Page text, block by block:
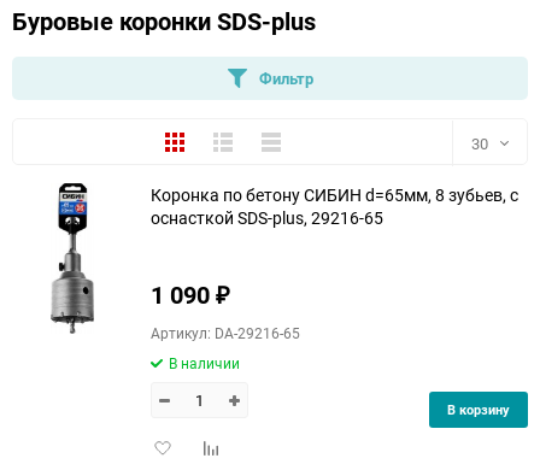
Буровые коронки SDS-plus
Фильтр
ПлиткаПодробноКомпактно 30
30
Коронка по бетону СИБИН d=65мм, 8 зубьев, с
оснасткой SDS-plus, 29216-65
1 090 ₽
Артикул: DA-29216-65
В наличии
ДобавитьДобавить
В корзину